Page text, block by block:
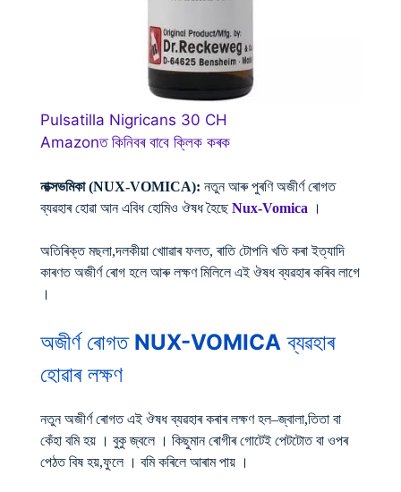
Pulsatilla Nigricans 30 CH
Amazonত কিনিবৰ বাবে ক্লিক কৰক
নাক্সভমিকা (NUX-VOMICA): নতুন আৰু পুৰণি অজীৰ্ণ ৰোগত
ব্যৱহাৰ হোৱা আন এবিধ হোমিও ঔষধ হৈছেNux-Vomica ।
অতিৰিক্ত মছলা,দলকীয়া খাোৱাৰ ফলত, ৰাতি টোপনি খতি কৰা ইত্যাদি
কাৰণত অজীৰ্ণ ৰোগ হলে আৰু লক্ষণ মিলিলে এই ঔষধ ব্যৱহাৰ কৰিব লাগে
।
অজীৰ্ণ ৰোগত NUX-VOMICA ব্যৱহাৰ
হোৱাৰ লক্ষণ
নতুন অজীৰ্ণ ৰোগত এই ঔষধ ব্যৱহাৰ কৰাৰ লক্ষণ হল–জ্বালা,তিতা বা
কেঁহা বমি হয় । বুকু জ্বলে । কিছুমান ৰোগীৰ গোটেই পেটটোত বা ওপৰ
পেঠত বিষ হয়,ফুলে । বমি কৰিলে আৰাম পায় ।